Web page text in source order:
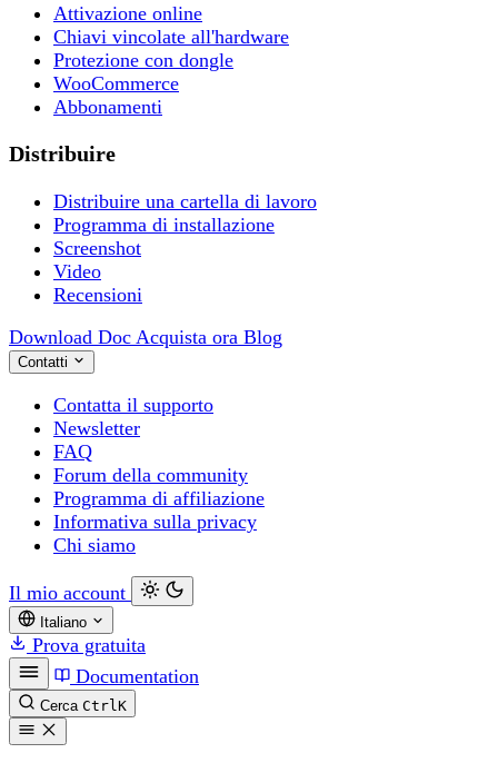
Attivazione online
Chiavi vincolate all'hardware
Protezione con dongle
WooCommerce
Abbonamenti
Distribuire
Distribuire una cartella di lavoro
Programma di installazione
Screenshot
Video
Recensioni
Download Doc Acquista ora Blog
Contatti
Contatta il supporto
Newsletter
FAQ
Forum della community
Programma di affiliazione
Informativa sulla privacy
Chi siamo
Il mio account
Italiano
Prova gratuita
Documentation
Cerca CtrlK